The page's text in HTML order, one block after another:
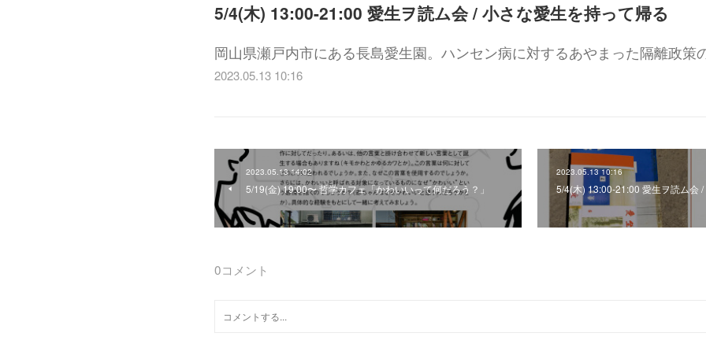
5/4(木) 13:00-21:00 愛生ヲ読ム会 / 小さな愛生を持って帰る
岡山県瀬戸内市にある長島愛生園。ハンセン病に対するあやまった隔離政
2023.05.13 10:16
2023.05.13 14:02
5/19(金) 19:00〜 哲学カフェ「かわいいって何だろう？」
2023.05.13 10:16
5/4(木) 13:00-21:00 愛生ヲ読ム会
0コメント